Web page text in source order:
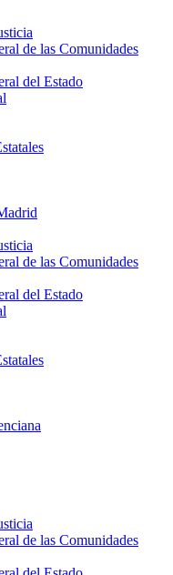
de las Comunidades
del Estado
de las Comunidades
del Estado
de las Comunidades